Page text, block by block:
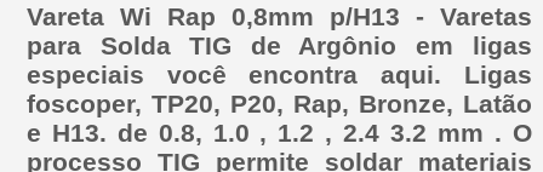
Vareta Wi Rap 0,8mm p/H13 - Varetas
para Solda TIG de Argônio em ligas
especiais você encontra aqui. Ligas
foscoper, TP20, P20, Rap, Bronze, Latão
e H13. de 0.8, 1.0 , 1.2 , 2.4 3.2 mm . O
processo TIG permite soldar materiais